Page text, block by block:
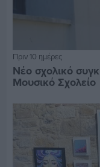
Πριν 10 ημέρες
Νέο σχολικό
Μουσικό Σχολείο